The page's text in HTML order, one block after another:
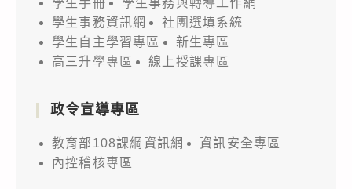
學生事務資訊網
社團選填系統
學生自主學習專區
新生專區
高三升學專區
線上授課專區
政令宣導專區
教育部108課綱資訊網
資訊安全專區
內控稽核專區